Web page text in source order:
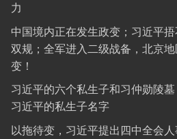
力
中国境内正在发生政变；习近平
双规；全军进入二级战备，北京
变！
习近平的六个私生子和习仲勋陵
习近平的私生子名字
以拖待变，习近平提出四中全会